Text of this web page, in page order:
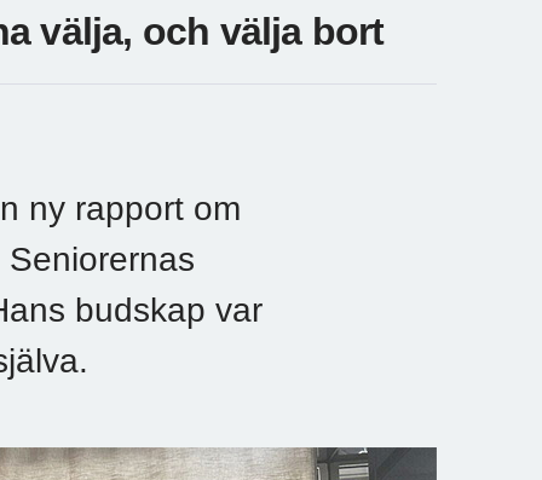
välja, och välja bort
ny rapport om
budskap var